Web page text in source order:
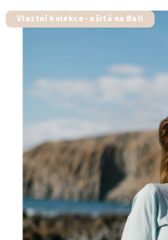
Vlastní kolekce - ušitá na Bali